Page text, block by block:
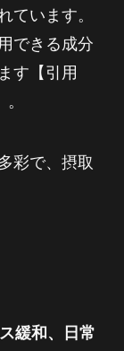
ています。
できる成分
す【引用
。
彩で、摂取
緩和、日常